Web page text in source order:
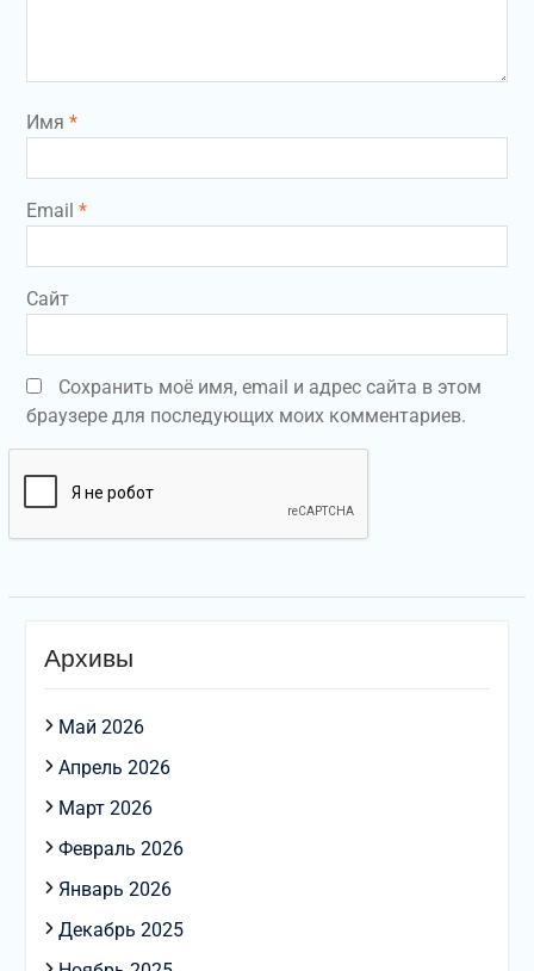
Имя *
Email *
Сайт
Сохранить моё имя, email и адрес сайта в этом
браузере для последующих моих комментариев.
Архивы
Май 2026
Апрель 2026
Март 2026
Февраль 2026
Январь 2026
Декабрь 2025